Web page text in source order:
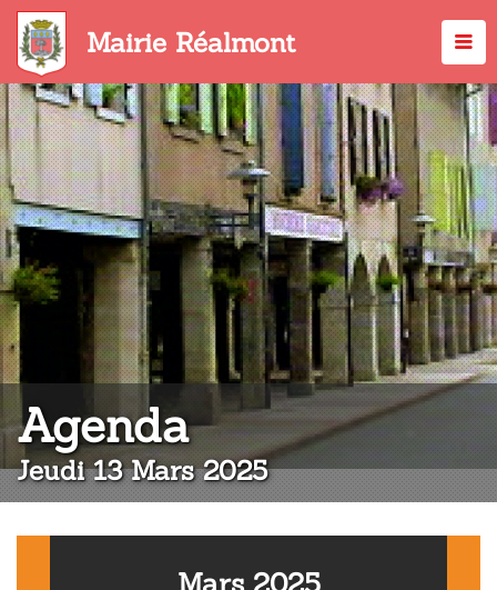
Aller
contenu
principal
Mairie Réalmont
Agenda:
Jeudi 13 Mars 2025